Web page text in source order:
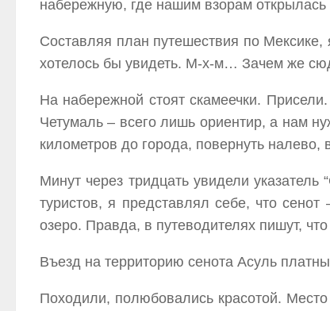
набережную, где нашим взорам
Составляя план путешествия по Мексике,
хотелось бы увидеть. М-х-м… Зачем же
На набережной стоят скамеечки.
Четумаль – всего лишь ориентир, а нам
километров до города, повернуть
Минут через тридцать увидели
туристов, я представлял себе, что
озеро. Правда, в путеводителях пишут,
Въезд на территорию сенота Асуль
Походили, полюбовались красотой.